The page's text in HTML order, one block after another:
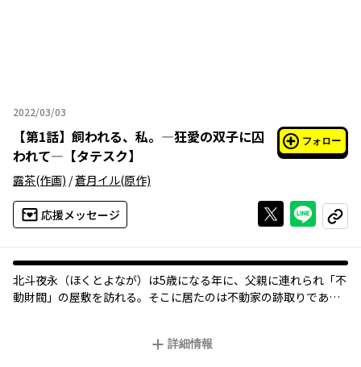
2022/03/03
2022年03月03日
【第1話】 飼われる、私。―狂愛の双子に囚
われて―【タテスク】
フォロー
露茶(作画) /蒼月イル(原作)
応援メッセージ Xで投稿する
ライン
コピー
北斗夜永（ほくとよなが）は5歳になる年に、父親に連れられ「不
動財閥」の屋敷を訪れる。そこに居たのは不動家の跡取りである
の「お遊戯相手」として父親に売られて以来13年、夜永は両親の
詳細情報